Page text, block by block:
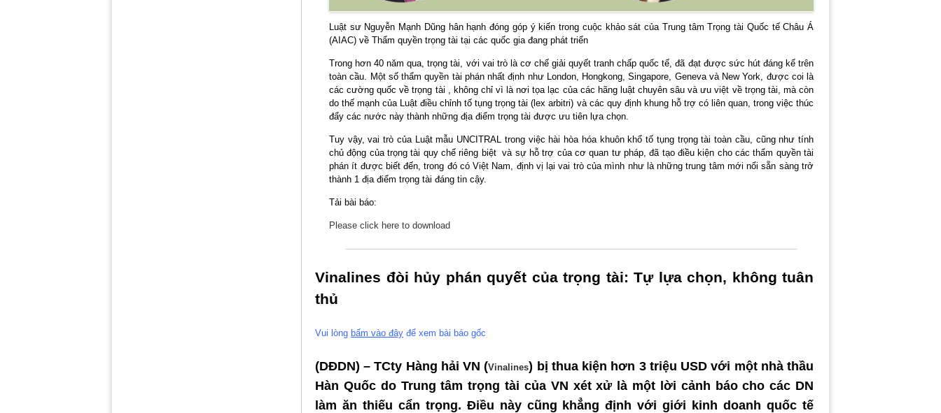
Luật sư Nguyễn Mạnh Dũng hân hạnh đóng góp ý kiến trong cuộc khảo sát của Trung tâm Trọng tài Quốc tế Châu Á
(AIAC) về Thẩm quyền trọng tài tại các quốc gia đang phát triển
Trong hơn 40 năm qua, trọng tài, với vai trò là cơ chế giải quyết tranh chấp quốc tế, đã đạt được sức hút đáng kể trên
toàn cầu. Một số thẩm quyền tài phán nhất định như London, Hongkong, Singapore, Geneva và New York, được coi là
các cường quốc về trọng tài , không chỉ vì là nơi tọa lạc của các hãng luật chuyên sâu và ưu việt về trọng tài, mà còn
do thế mạnh của Luật điều chỉnh tố tụng trọng tài (lex arbitri) và các quy định khung hỗ trợ có liên quan, trong việc thúc
đẩy các nước này thành những địa điểm trọng tài được ưu tiên lựa chọn.
Tuy vậy, vai trò của Luật mẫu UNCITRAL trong việc hài hòa hóa khuôn khổ tố tụng trọng tài toàn cầu, cũng như tính
chủ động của trọng tài quy chế riêng biệt và sự hỗ trợ của cơ quan tư pháp, đã tạo điều kiện cho các thẩm quyền tài
phán ít được biết đến, trong đó có Việt Nam, định vị lại vai trò của mình như là những trung tâm mới nổi sẵn sàng trở
thành 1 địa điểm trọng tài đáng tin cậy.
Tải bài báo:
Please click here to download
Vinalines đòi hủy phán quyết của trọng tài: Tự lựa chọn, không tuân
thủ
Vui lòng bấm vào đây để xem bài báo gốc
(DĐDN) – TCty Hàng hải VN (Vinalines) bị thua kiện hơn 3 triệu USD với một nhà thầu
Hàn Quốc do Trung tâm trọng tài của VN xét xử là một lời cảnh báo cho các DN
làm ăn thiếu cẩn trọng. Điều này cũng khẳng định với giới kinh doanh quốc tế